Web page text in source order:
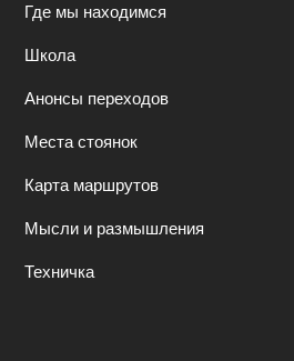
Где мы находимся
Школа
Анонсы переходов
Места стоянок
Карта маршрутов
Мысли и размышления
Техничка